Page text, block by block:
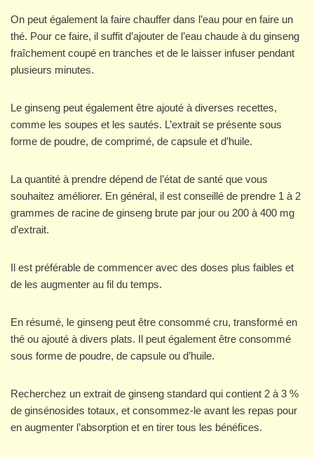
On peut également la faire chauffer dans l’eau pour en faire un
thé. Pour ce faire, il suffit d’ajouter de l’eau chaude à du ginseng
fraîchement coupé en tranches et de le laisser infuser pendant
plusieurs minutes.
Le ginseng peut également être ajouté à diverses recettes,
comme les soupes et les sautés. L’extrait se présente sous
forme de poudre, de comprimé, de capsule et d’huile.
La quantité à prendre dépend de l’état de santé que vous
souhaitez améliorer. En général, il est conseillé de prendre 1 à 2
grammes de racine de ginseng brute par jour ou 200 à 400 mg
d’extrait.
Il est préférable de commencer avec des doses plus faibles et
de les augmenter au fil du temps.
En résumé, le ginseng peut être consommé cru, transformé en
thé ou ajouté à divers plats. Il peut également être consommé
sous forme de poudre, de capsule ou d’huile.
Recherchez un extrait de ginseng standard qui contient 2 à 3 %
de ginsénosides totaux, et consommez-le avant les repas pour
en augmenter l’absorption et en tirer tous les bénéfices.